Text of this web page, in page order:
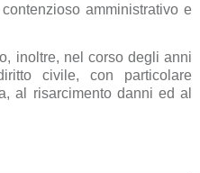
amministrativo e
inoltre, nel corso degli anni
civile, con particolare
al risarcimento danni ed al